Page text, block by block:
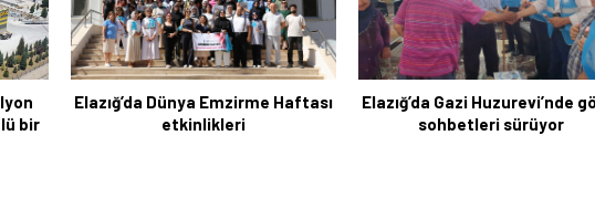
hastası annesi için 6 bin kilometre geldi: Tercüman bulamadığı için Türkçe
bir
Elazığ’da Dünya Emzirme Haftası
etkinlikleri
Elazığ’da Gazi Huzurevi’nde
sohbetleri sürüyor